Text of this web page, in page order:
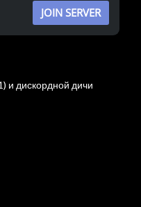
JOIN SERVER
и дискордной дичи